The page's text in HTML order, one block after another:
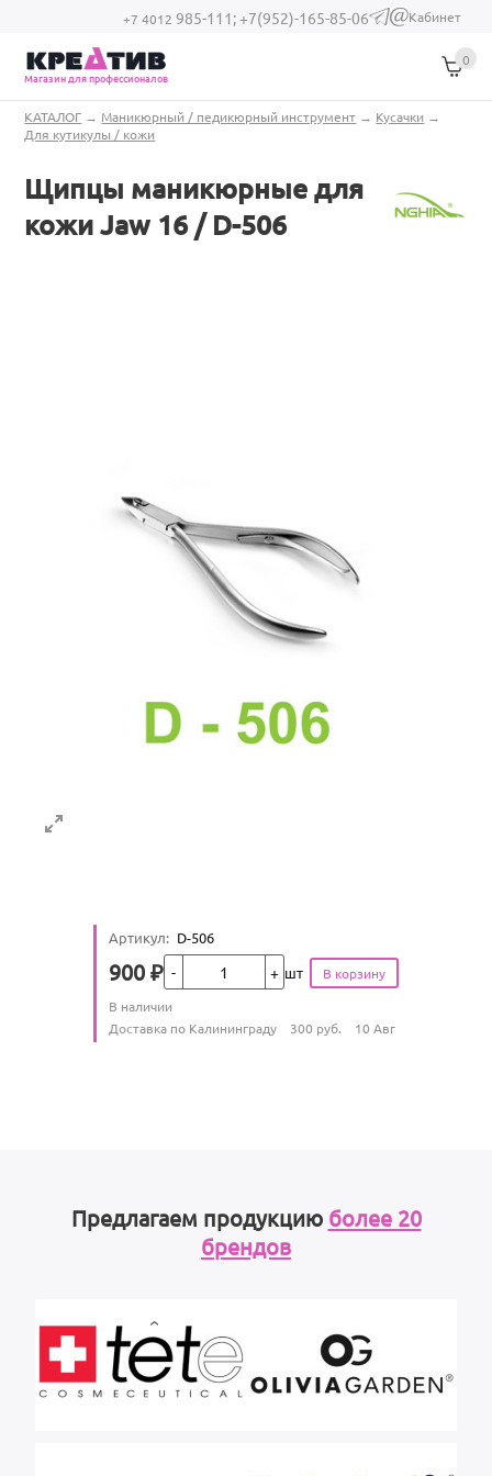
Перейти к основному содержанию
+7 4012 985-111;+7(952)-165-85-06
(link sends e-
Кабинет
Магазин для профессионалов
0
Вы здесь
КАТАЛОГ → Маникюрный / педикюрный инструмент → Кусачки →
Для кутикулы / кожи
Щипцы маникюрные для
кожи Jaw 16 / D-506
Артикул: D-506
Цена
900 ₽Кол-во шт
Количество
В наличии
Условия доставки
Доставка по Калининграду 300 руб. 10 Авг
Предлагаем продукцию более 20
брендов